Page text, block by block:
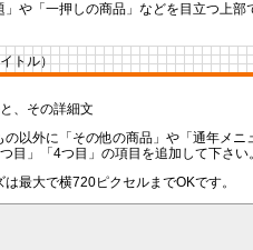
」や「一押しの商品」などを目立つ上
トル）
、その詳細文
の以外に「その他の商品」や「通年メニ
目」「4つ目」の項目を追加して下さい
は最大で横720ピクセルまでOKです。